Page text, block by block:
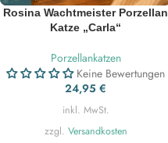
Rosina Wachtmeister Porzellan
Katze „Carla“
Porzellankatzen
Keine Bewertungen
24,95 €
inkl. MwSt.
zzgl. Versandkosten